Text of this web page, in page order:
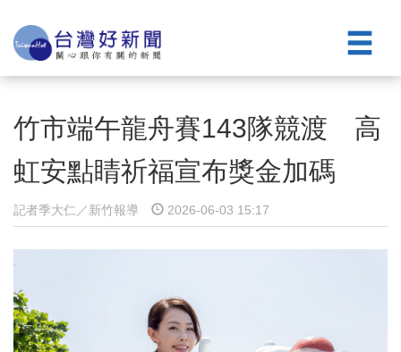
竹市端午龍舟賽143隊競渡 高
虹安點睛祈福宣布獎金加碼
記者季大仁／新竹報導 2026-06-03 15:17